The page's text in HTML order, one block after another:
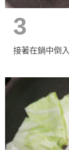
3
接著在鍋中倒